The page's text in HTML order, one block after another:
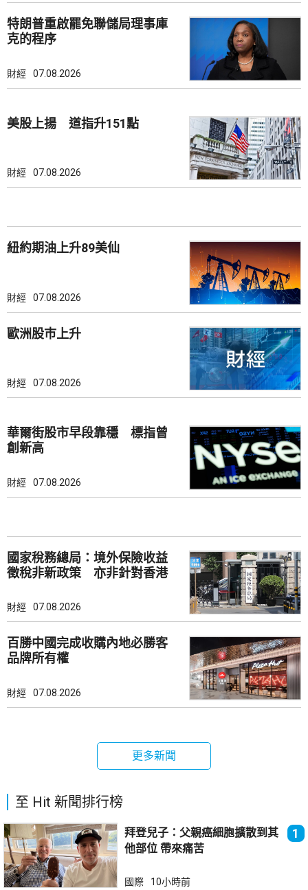
特朗普重啟罷免聯儲局理事庫
克的程序
財經 07.08.2026
美股上揚 道指升151點
財經 07.08.2026
紐約期油上升89美仙
財經 07.08.2026
歐洲股巿上升
財經 07.08.2026
華爾街股市早段靠穩 標指曾
創新高
財經 07.08.2026
國家稅務總局：境外保險收益
徵稅非新政策 亦非針對香港
財經 07.08.2026
百勝中國完成收購內地必勝客
品牌所有權
財經 07.08.2026
更多新聞
至 Hit 新聞排行榜
拜登兒子：父親癌細胞擴散到其
他部位 帶來痛苦
1
國際 10小時前